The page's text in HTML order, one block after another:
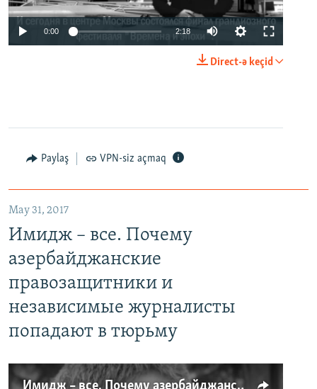
0:00 2:18
Direct-ə keçid
Paylaş VPN-siz açmaq
May 31, 2017
Имидж – все. Почему
азербайджанские
правозащитники и
независимые журналисты
попадают в тюрьму